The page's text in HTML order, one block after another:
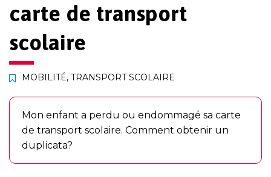
carte de transport
scolaire
MOBILITÉ, TRANSPORT SCOLAIRE
Mon enfant a perdu ou endommagé sa carte
de transport scolaire. Comment obtenir un
duplicata?